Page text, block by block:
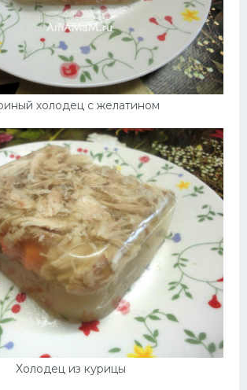
холодец с желатином
Холодец из курицы